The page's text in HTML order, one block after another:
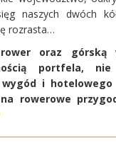
naszych dwóch
rozrasta…
oraz górską
portfela,
i hotelowego
rowerowe